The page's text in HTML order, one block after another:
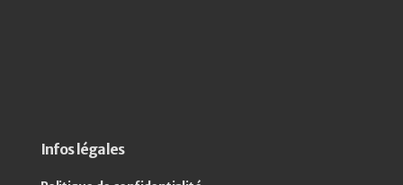
Infos légales